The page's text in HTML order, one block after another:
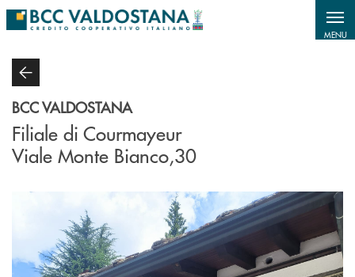
Salta al contenuto principale
MENU
BCC VALDOSTANA
Filiale di Courmayeur
Viale Monte Bianco,30